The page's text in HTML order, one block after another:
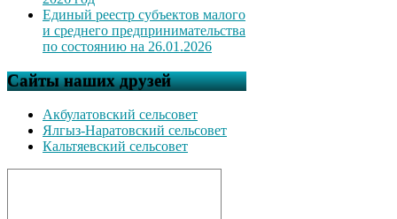
Единый реестр субъектов малого
и среднего предпринимательства
по состоянию на 26.01.2026
Сайты наших друзей
Акбулатовский сельсовет
Ялгыз-Наратовский сельсовет
Кальтяевский сельсовет